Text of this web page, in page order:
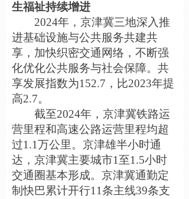
生福祉持续增进
2024年，京津冀三地深入推
进基础设施与公共服务共建共
享，加快织密交通网络，不断强
化优化公共服务与社会保障。共
享发展指数为152.7，比2023年提
高2.7。
截至2024年，京津冀铁路运
营里程和高速公路运营里程均超
过1.1万公里。京津雄半小时通
达，京津冀主要城市1至1.5小时
交通圈基本形成。京津冀通勤定
制快巴累计开行11条主线39条支